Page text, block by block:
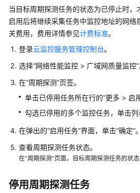
用
监
控
服
的
权
限
云
资
监
控
网
当目标周期探测任务的状态为已停止时，
启用后将继续采集任务中监控地址的网络
关费用，费用详情参见计费标准。
登录云监控服务管理控制台。
选择“网络性能监控 > 广域网质量监控”
在“周期探测”页签。
单击已停用任务所在行的“更多 > 启用
勾选已停用的多个监控任务，单击列
在弹出的“启用任务”界面，单击“确定”。
查看周期探测任务状态。
在“周期探测”页面，目标周期探测任务的状态
停用周期探测任务